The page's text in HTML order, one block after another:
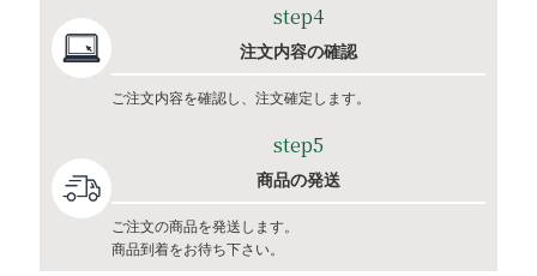
step4
注文内容の確認
ご注文内容を確認し、注文確定します。
step5
商品の発送
ご注文の商品を発送します。
商品到着をお待ち下さい。